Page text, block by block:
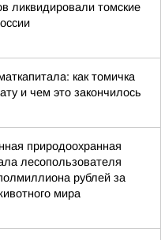
ликвидировали томские
как томичка
и чем это закончилось
природоохранная
лесопользователя
рублей за
мира